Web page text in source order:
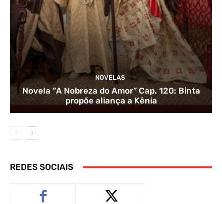
NOVELAS
Novela “A Nobreza do Amor” Cap. 120: Binta
propõe aliança a Kênia
REDES SOCIAIS